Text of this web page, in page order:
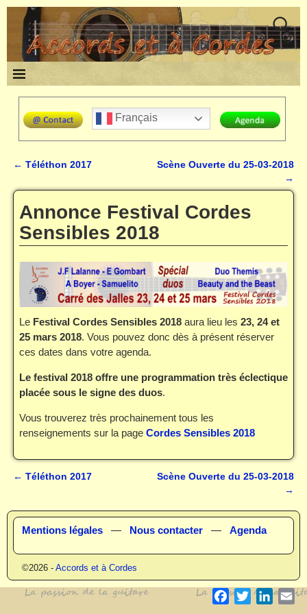
Français
← Téléthon 2017
Scène Ouverte du 25-03-2018
→
Annonce Festival Cordes
Sensibles 2018
Le Festival Cordes Sensibles 2018aura lieu les 23, 24 et
25 mars 2018. Vous pouvez donc dès à présent réserver
ces dates dans votre agenda.
Le festival 2018 offre une programmation très éclectique
placée sous le signe des duos.
Vous trouverez très prochainement tous les
renseignements sur la page Cordes Sensibles 2018
← Téléthon 2017
Scène Ouverte du 25-03-2018
→
Mentions légales — Nous contacter — Agenda
©2026 - Accords et à Cordes
F
T
w
L
E